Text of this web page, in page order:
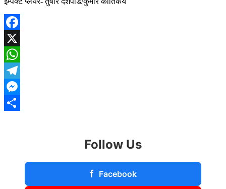
Facebook
X
WhatsApp
Telegram
Messenger
Follow Us
f Facebook